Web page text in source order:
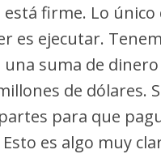
está firme. Lo único
es ejecutar.
una suma de dinero
de dólares.
para que
es algo muy